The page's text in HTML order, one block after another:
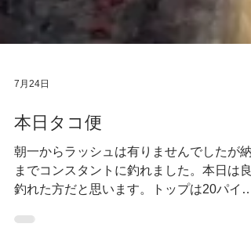
7月24日
本日タコ便
朝一からラッシュは有りませんでしたが納
釣れた方だと思います。トップは20パイ超